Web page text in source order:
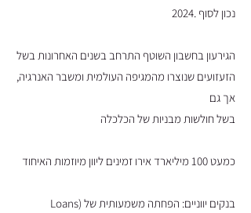
נכון לסוף .2024
הגירעון בחשבון השוטף התרחב בשנים האחרונות בשל
הזעזועים שנוצרו מהמגיפה העולמית ומשבר האנרגיה,
אך גם
בשל חולשות מבניות של הכלכלה
כמעט 100 מיליארד אירו זמינים ליוון מיוזמות האיחוד
בנקים יווניים: הפחתה משמעותית של (Loans